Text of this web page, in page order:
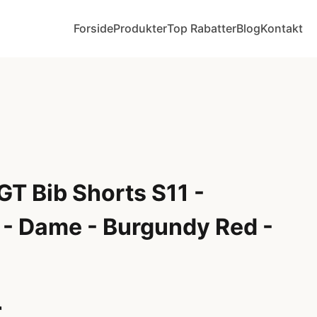
ForsideProdukterTop RabatterBlogKontakt
Bib Shorts S11 -
Dame - Burgundy Red -